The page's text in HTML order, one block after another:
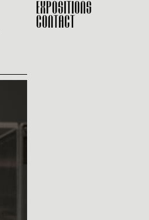
EXPOSITIONS
CONTACT